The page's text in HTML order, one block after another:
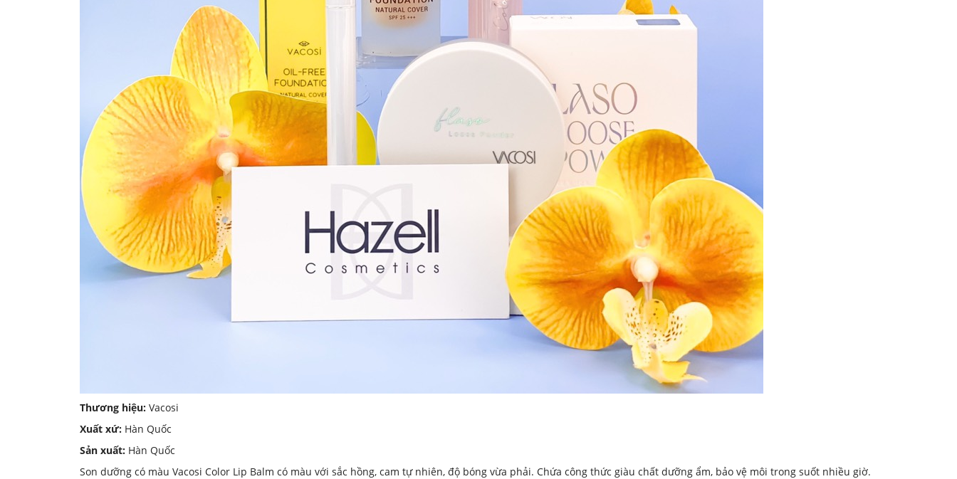
Thương hiệu: Vacosi
Xuất xứ: Hàn Quốc
Sản xuất: Hàn Quốc
Son dưỡng có màu Vacosi Color Lip Balm có màu với sắc hồng, cam tự nhiên, độ bóng vừa phải. Chứa công thức giàu chất dưỡng ẩm, bảo vệ môi trong suốt nhiều giờ.